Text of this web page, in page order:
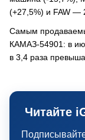
(+27,5%) и FAW —
Самым
КАМАЗ-54901: в
в 3,4 раза
Читайте